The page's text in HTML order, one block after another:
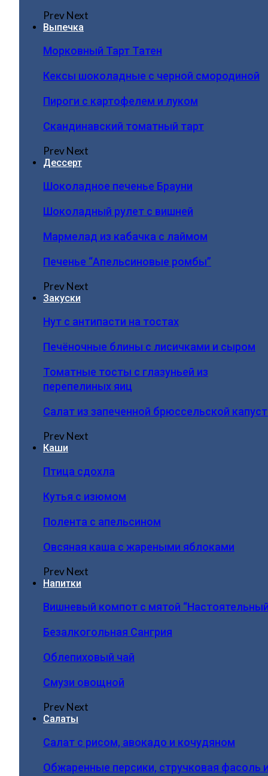
PrevNext
Выпечка
Морковный Тарт Татен
Кексы шоколадные с черной смородиной
Пироги c картофелем и луком
Скандинавский томатный тарт
PrevNext
Дессерт
Шоколадное печенье Брауни
Шоколадный рулет с вишней
Мармелад из кабачка с лаймом
Печенье “Апельсиновые ромбы”
PrevNext
Закуски
Нут с антипасти на тостах
Печёночные блины с лисичками и сыром
Томатные тосты с глазуньей из
перепелиных яиц
Салат из запеченной брюссельской
PrevNext
Каши
Птица сдохла
Кутья с изюмом
Полента с апельсином
Овсяная каша с жареными яблоками
PrevNext
Напитки
Вишневый компот с мятой
Безалкогольная Сангрия
Облепиховый чай
Смузи овощной
PrevNext
Салаты
Салат с рисом, авокадо и кочудяном
Обжаренные персики, стручковая фасоль